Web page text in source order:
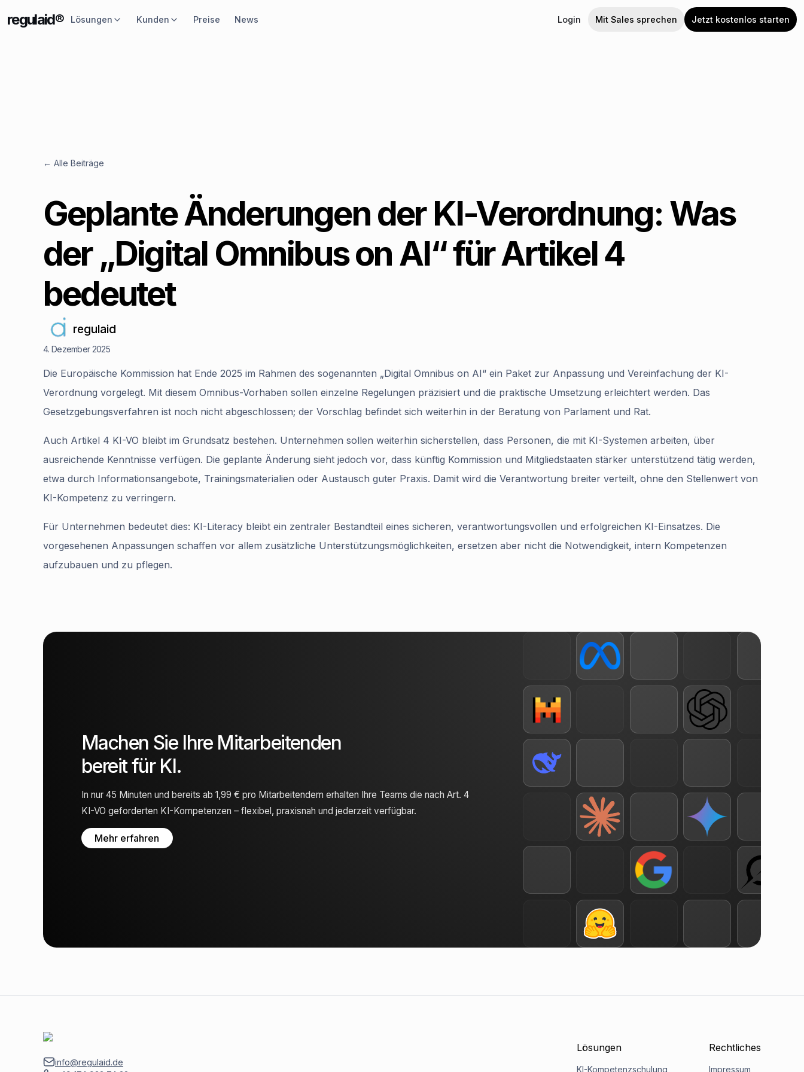
regulaid® Lösungen Kunden Preise News Login Mit Sales sprechen Jetzt kostenlos starten
← Alle Beiträge
Geplante Änderungen der KI-Verordnung: Was
der „Digital Omnibus on AI“ für Artikel 4
bedeutet
regulaid
4. Dezember 2025
Die Europäische Kommission hat Ende 2025 im Rahmen des sogenannten „Digital Omnibus on AI“ ein Paket zur Anpassung und Vereinfachung der KI-
Verordnung vorgelegt. Mit diesem Omnibus-Vorhaben sollen einzelne Regelungen präzisiert und die praktische Umsetzung erleichtert werden. Das
Gesetzgebungsverfahren ist noch nicht abgeschlossen; der Vorschlag befindet sich weiterhin in der Beratung von Parlament und Rat.
Auch Artikel 4 KI-VO bleibt im Grundsatz bestehen. Unternehmen sollen weiterhin sicherstellen, dass Personen, die mit KI-Systemen arbeiten, über
ausreichende Kenntnisse verfügen. Die geplante Änderung sieht jedoch vor, dass künftig Kommission und Mitgliedstaaten stärker unterstützend tätig werden,
etwa durch Informationsangebote, Trainingsmaterialien oder Austausch guter Praxis. Damit wird die Verantwortung breiter verteilt, ohne den Stellenwert von
KI-Kompetenz zu verringern.
Für Unternehmen bedeutet dies: KI-Literacy bleibt ein zentraler Bestandteil eines sicheren, verantwortungsvollen und erfolgreichen KI-Einsatzes. Die
vorgesehenen Anpassungen schaffen vor allem zusätzliche Unterstützungsmöglichkeiten, ersetzen aber nicht die Notwendigkeit, intern Kompetenzen
aufzubauen und zu pflegen.
Machen Sie Ihre Mitarbeitenden
bereit für KI.
In nur 45 Minuten und bereits ab 1,99 € pro Mitarbeitendem erhalten Ihre Teams die nach Art. 4
KI-VO geforderten KI-Kompetenzen – flexibel, praxisnah und jederzeit verfügbar.
Mehr erfahren
info@regulaid.de
Lösungen
KI-Kompetenzschulung
Rechtliches
Impressum